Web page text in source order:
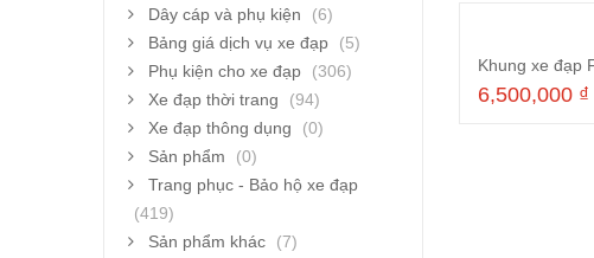
Khung xe đạp
6,500,000 ₫
Dây cáp và phụ kiện
(6)
Bảng giá dịch vụ xe đạp
(5)
Phụ kiện cho xe đạp
(306)
Xe đạp thời trang
(94)
Xe đạp thông dụng
(0)
Sản phẩm
(0)
Trang phục - Bảo hộ xe đạp
(419)
Sản phẩm khác
(7)